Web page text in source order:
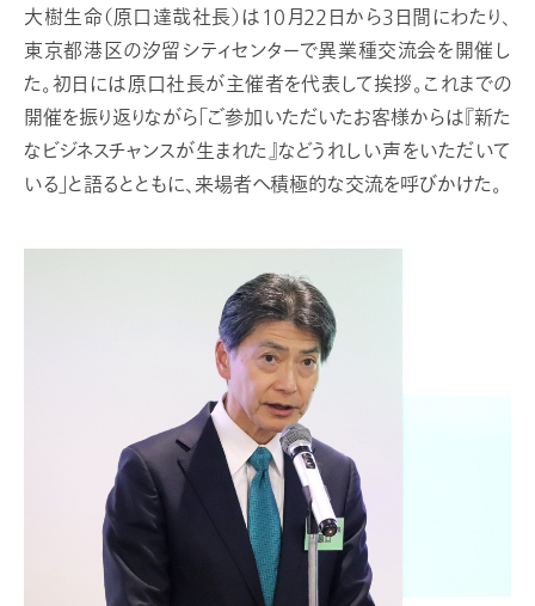
大樹生命（原口達哉社長）は10月22日から3日間にわたり、
東京都港区の汐留シティセンターで異業種交流会を開催し
た。初日には原口社長が主催者を代表して挨拶。これまでの
開催を振り返りながら「ご参加いただいたお客様からは『新た
なビジネスチャンスが生まれた』などうれしい声をいただいて
いる」と語るとともに、来場者へ積極的な交流を呼びかけた。